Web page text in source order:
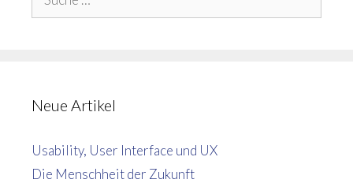
nach:
Neue Artikel
Usability, User Interface und UX
Die Menschheit der Zukunft